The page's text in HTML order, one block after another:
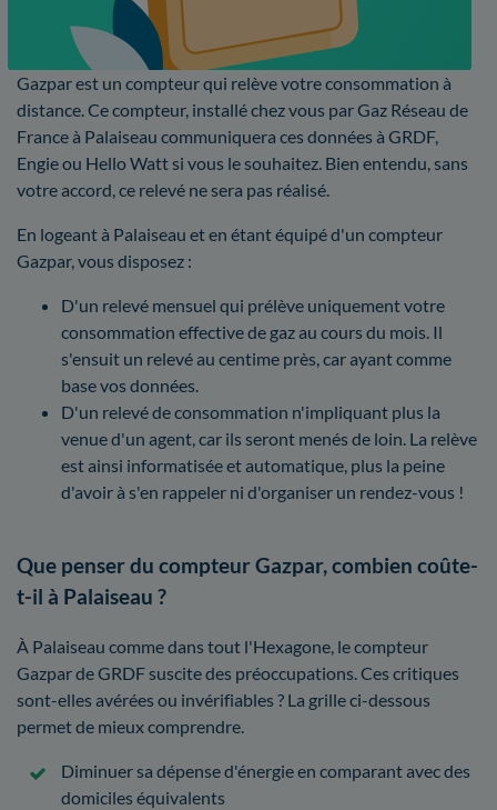
Gazpar est un compteur qui relève votre consommation à
distance. Ce compteur, installé chez vous par Gaz Réseau de
France à Palaiseau communiquera ces données à GRDF,
Engie ou Hello Watt si vous le souhaitez. Bien entendu, sans
votre accord, ce relevé ne sera pas réalisé.
En logeant à Palaiseau et en étant équipé d'un compteur
Gazpar, vous disposez :
D'un relevé mensuel qui prélève uniquement votre
consommation effective de gaz au cours du mois. Il
s'ensuit un relevé au centime près, car ayant comme
base vos données.
D'un relevé de consommation n'impliquant plus la
venue d'un agent, car ils seront menés de loin. La relève
est ainsi informatisée et automatique, plus la peine
d'avoir à s'en rappeler ni d'organiser un rendez-vous !
Que penser du compteur Gazpar, combien coûte-
t-il à Palaiseau ?
À Palaiseau comme dans tout l'Hexagone, le compteur
Gazpar de GRDF suscite des préoccupations. Ces critiques
sont-elles avérées ou invérifiables ? La grille ci-dessous
permet de mieux comprendre.
Diminuer sa dépense d'énergie en comparant avec des
domiciles équivalents